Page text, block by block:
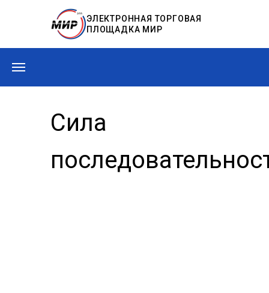
ЭЛЕКТРОННАЯ ТОРГОВАЯ
ПЛОЩАДКА МИР
Сила